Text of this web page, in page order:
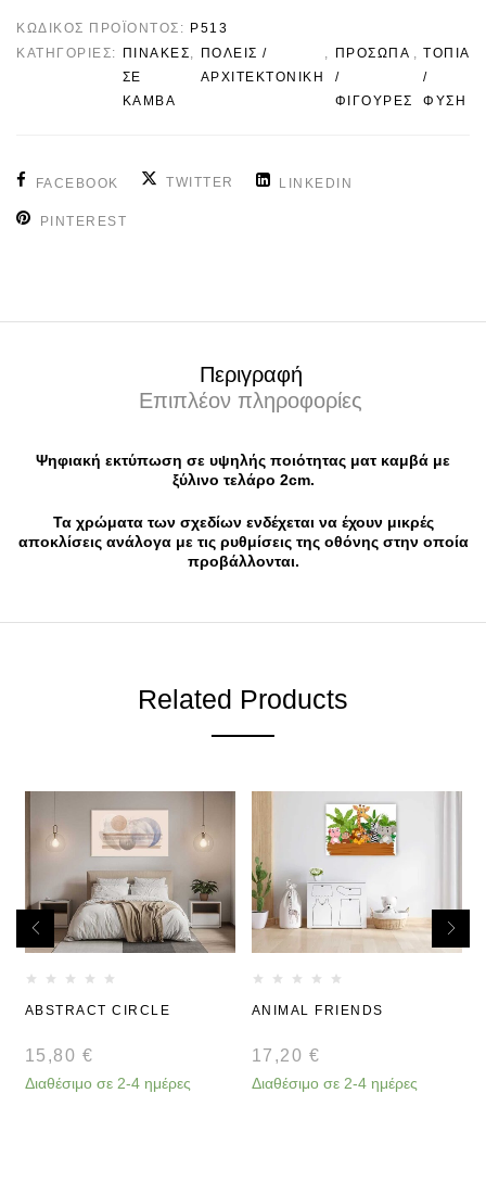
ΚΩΔΙΚΌΣ ΠΡΟΪΌΝΤΟΣ: P513
ΚΑΤΗΓΟΡΊΕΣ: ΠΙΝΑΚΕΣ
ΣΕ
ΚΑΜΒΑ
ΠΟΛΕΙΣ /
ΑΡΧΙΤΕΚΤΟΝΙΚΗ
ΠΡΟΣΩΠΑ
/
ΦΙΓΟΥΡΕΣ
ΤΟΠΙΑ
/
ΦΥΣΗ
FACEBOOK TWITTER LINKEDIN
PINTEREST
Περιγραφή
Επιπλέον πληροφορίες
Ψηφιακή εκτύπωση σε υψηλής ποιότητας ματ καμβά με
ξύλινο τελάρο 2cm.
Τα χρώματα των σχεδίων ενδέχεται να έχουν μικρές
αποκλίσεις ανάλογα με τις ρυθμίσεις της οθόνης στην οποία
προβάλλονται.
Related Products
ABSTRACT CIRCLE
15,80 €
Διαθέσιμο σε 2-4 ημέρες
ANIMAL FRIENDS
17,20 €
Διαθέσιμο σε 2-4 ημέρες